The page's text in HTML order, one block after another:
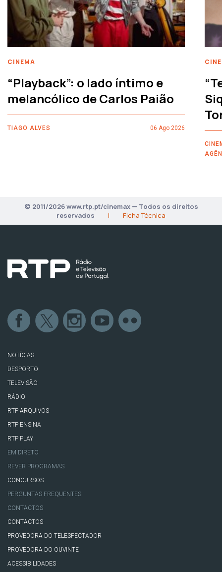
CINEMA
“Playback”: o lado íntimo e
melancólico de Carlos Paião
TIAGO ALVES 06 Ago 2026
© 2011/2026 www.rtp.pt/cinemax — Todos os direitos
reservados
| Ficha Técnica
NOTÍCIAS
DESPORTO
TELEVISÃO
RÁDIO
RTP ARQUIVOS
RTP ENSINA
RTP PLAY
EM DIRETO
REVER PROGRAMAS
CONCURSOS
PERGUNTAS FREQUENTES
CONTACTOS
CONTACTOS
PROVEDORA DO TELESPECTADOR
PROVEDORA DO OUVINTE
ACESSIBILIDADES